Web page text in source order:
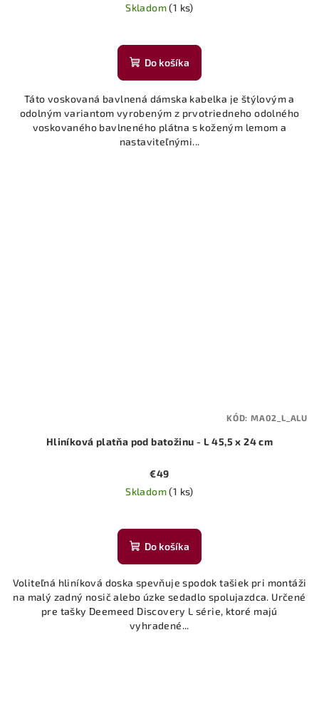
Skladom(1 ks)
Do košíka
Táto voskovaná bavlnená dámska kabelka je štýlovým a
odolným variantom vyrobeným z prvotriedneho odolného
voskovaného bavlneného plátna s koženým lemom a
nastaviteľnými...
Hliníková platňa pod batožinu - L 45,5 x 24 cm
€49
Skladom(1 ks)
hodnotenie
produktu
z
5
hviezdičiek.
Do košíka
Voliteľná hliníková doska spevňuje spodok tašiek pri montáži
na malý zadný nosič alebo úzke sedadlo spolujazdca. Určené
pre tašky Deemeed Discovery L série, ktoré majú
vyhradené...
KÓD: MA02_L_ALU